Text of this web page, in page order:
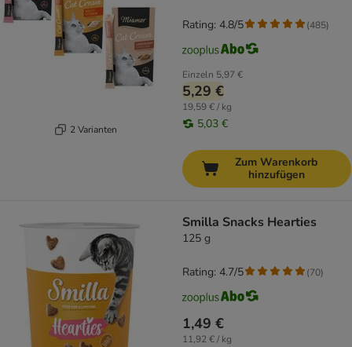
2 Varianten
Einzeln 5,97 €
5,29 €
19,59 € / kg
5,03 €
Rating: 4.8/5 (485)
Zum Warenkorb
hinzufügen
Smilla Snacks Hearties
125 g
1,49 €
11,92 € / kg
Rating: 4.7/5 (70)